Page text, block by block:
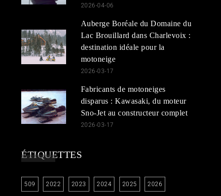
2026-04-06
Auberge Boréale du Domaine du
Lac Brouillard dans Charlevoix :
destination idéale pour la
motoneige
2026-03-17
Fabricants de motoneiges
disparus : Kawasaki, du moteur
Sno-Jet au constructeur complet
2026-03-17
ÉTIQUETTES
509 2022 2023 2024 2025 2026